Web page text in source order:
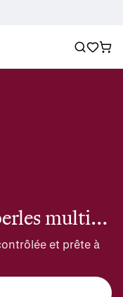
De gros bracelets en perles multicolores
et prête à